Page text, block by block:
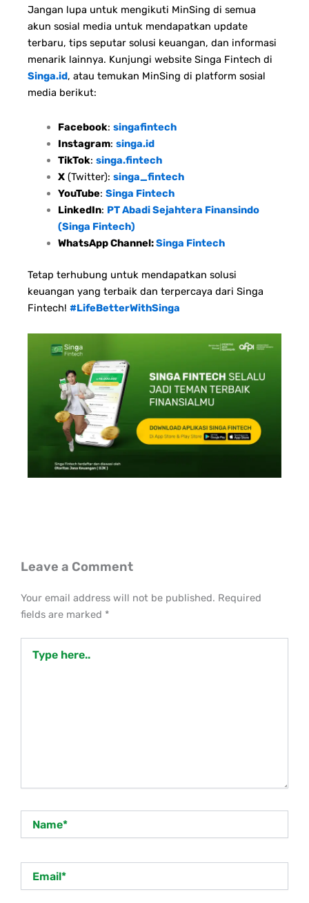
Jangan lupa untuk mengikuti MinSing di semua
akun sosial media untuk mendapatkan update
terbaru, tips seputar solusi keuangan, dan informasi
menarik lainnya. Kunjungi website Singa Fintech di
Singa.id, atau temukan MinSing di platform sosial
media berikut:
Facebook: singafintech
Instagram: singa.id
TikTok: singa.fintech
X(Twitter): singa_fintech
YouTube: Singa Fintech
LinkedIn: PT Abadi Sejahtera Finansindo
(Singa Fintech)
WhatsApp Channel:Singa Fintech
Tetap terhubung untuk mendapatkan solusi
keuangan yang terbaik dan terpercaya dari Singa
Fintech! #LifeBetterWithSinga
Leave a Comment
Your email address will not be published. Required
fields are marked *
here..